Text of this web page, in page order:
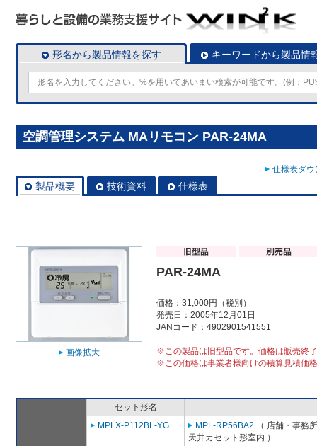
形名から製品情報を探す キーワードから製品情
空調管理システム MAリモコン PAR-24MA
仕様表ダ
製品概要 技術資料 仕様表
画像拡大
PAR-24MA
価格：31,000円（税別）
発売日：2005年12月01日
JANコード：4902901541551
※この製品は旧型品です。価格は販売終
※この価格は事業者様向けの積算見積価
セット形名
MPLX-P112BL-YG
MPL-RP56BA2 （ 店舗・事務
天井カセット形室内 ）